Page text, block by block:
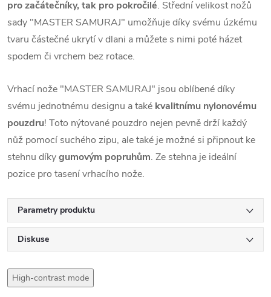
pro začátečníky, tak pro pokročilé. Střední velikost nožů
sady "MASTER SAMURAJ" umožňuje díky svému úzkému
tvaru částečné ukrytí v dlani a můžete s nimi poté házet
spodem či vrchem bez rotace.
Vrhací nože "MASTER SAMURAJ" jsou oblíbené díky
svému jednotnému designu a také kvalitnímu nylonovému
pouzdru! Toto nýtované pouzdro nejen pevně drží každý
nůž pomocí suchého zipu, ale také je možné si připnout ke
stehnu díkygumovým popruhům. Ze stehna je ideální
pozice pro tasení vrhacího nože.
Parametry produktu
Diskuse
High-contrast mode